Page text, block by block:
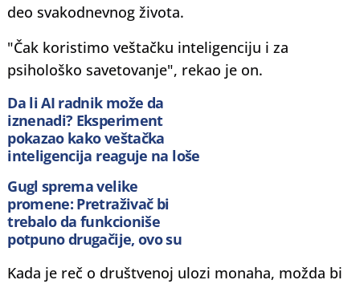
deo svakodnevnog života.
"Čak koristimo veštačku inteligenciju i za
psihološko savetovanje", rekao je on.
Da li AI radnik može da
iznenadi? Eksperiment
pokazao kako veštačka
inteligencija reaguje na loše
Gugl sprema velike
promene: Pretraživač bi
trebalo da funkcioniše
potpuno drugačije, ovo su
Kada je reč o društvenoj ulozi monaha, možda bi